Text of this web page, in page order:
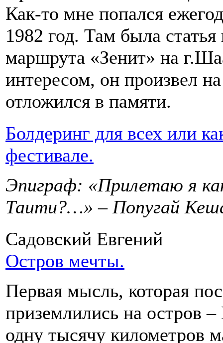
Как-то мне попался
1982 год. Там была
маршрута «Зенит» на
интересом, он произвел
отложился в памяти.
Болдеринг для всех или
фестивале.
Эпиграф: «Прилетаю я
Таити?…» – Попугай
Садовский Евгений
Остров мечты.
Первая мысль, которая
приземлились на остров
одну тысячу километров